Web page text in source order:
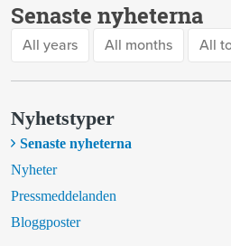
Senaste nyheterna
All years All months All
Nyhetstyper
Senaste nyheterna
Nyheter
Pressmeddelanden
Bloggposter